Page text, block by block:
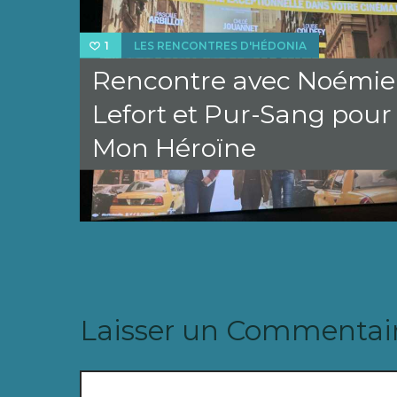
1 LES RENCONTRES D'HÉDONIA
Rencontre avec Noémie
Lefort et Pur-Sang pour
Mon Héroïne
Laisser un